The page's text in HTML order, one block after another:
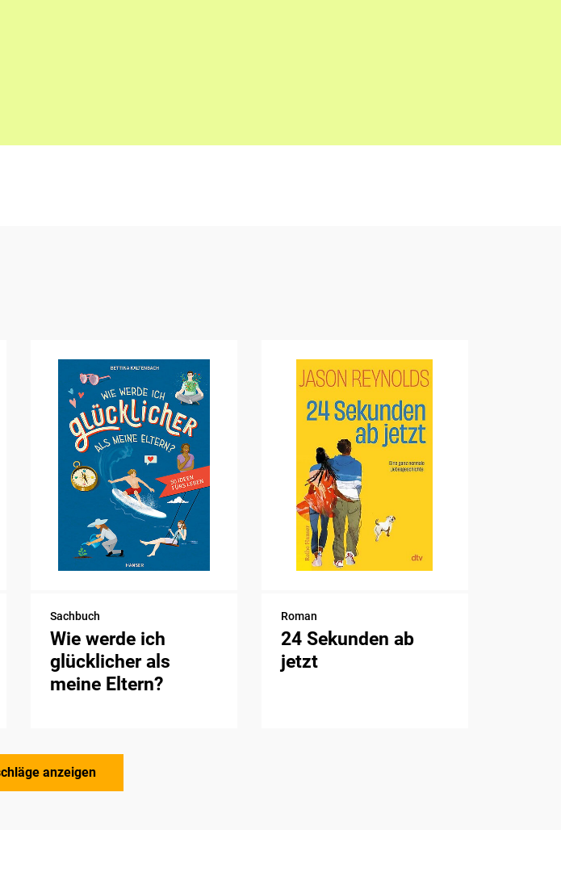
Sachbuch
Wie werde ich
glücklicher als
meine Eltern?
Roman
24 Sekunden ab
jetzt
anzeigen